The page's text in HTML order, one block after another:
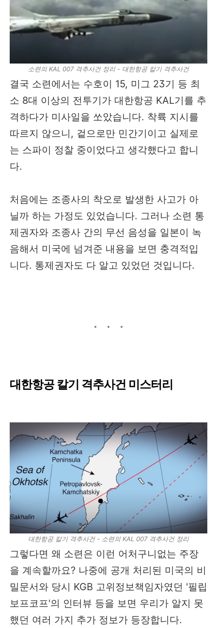
소련의 KAL 007 격추사건 정리 - 대한항공 칼기 격추사건
결국 소련에서는 수호이 15, 미그 23기 등 최
소 8대 이상의 전투기가 대한항공 KAL기를 추
격하다가 미사일을 쏘았습니다. 착륙 지시를
따르지 않으니, 겉으로만 민간기이고 실제로
는 스파이 정찰 중이었다고 생각했다고 합니
다.
처음에는 조종사의 착오로 발생한 사고가 아
닐까 하는 가정도 있었습니다. 그러나 소련 통
제권자와 조종사 간의 무선 음성을 일본이 녹
음해서 미국에 넘겨준 내용을 보면 충격적입
니다. 통제권자도 다 알고 있었던 것입니다.
대한항공 칼기 격추사건 미스터리
대한항공 칼기 격추사건 - 소련의 KAL 007 격추사건 정리
그렇다면 왜 소련은 이런 어처구니없는 주장
을 계속할까요? 나중에 공개 처리된 미국의 비
밀문서와 당시 KGB 고위정보책임자였던 '필립
보프코프'의 인터뷰 등을 보면 우리가 알지 못
했던 여러 가지 추가 정보가 등장합니다.